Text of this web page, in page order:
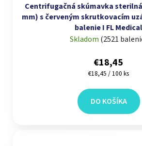
Centrifugačná skúmavka
mm) s červeným skrutkovacím
balenie I FL Medical
Skladom (2521
€18,45
Jednotková cena:
€18,45 / 100 ks
DO KOŠÍKA